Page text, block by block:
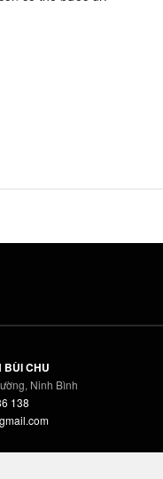
BÙI CHU
Ninh Bình
138